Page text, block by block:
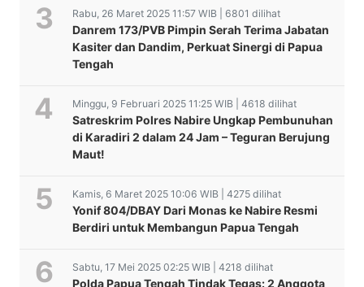
Rabu, 26 Maret 2025 11:57 WIB | 6801 dilihat
Danrem 173/PVB Pimpin Serah Terima Jabatan
Kasiter dan Dandim, Perkuat Sinergi di Papua
Tengah
Minggu, 9 Februari 2025 11:25 WIB | 4618 dilihat
Satreskrim Polres Nabire Ungkap Pembunuhan
di Karadiri 2 dalam 24 Jam – Teguran Berujung
Maut!
Kamis, 6 Maret 2025 10:06 WIB | 4275 dilihat
Yonif 804/DBAY Dari Monas ke Nabire Resmi
Berdiri untuk Membangun Papua Tengah
Sabtu, 17 Mei 2025 02:25 WIB | 4218 dilihat
Polda Papua Tengah Tindak Tegas: 2 Anggota